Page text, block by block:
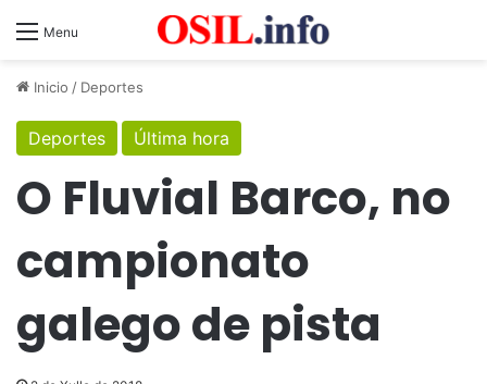
Menu
Inicio / Deportes
Deportes Última hora
O Fluvial Barco, no
campionato
galego de pista